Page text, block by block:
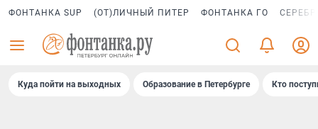
ФОНТАНКА SUP (ОТ)ЛИЧНЫЙ ПИТЕР ФОНТАНКА ГО
Куда пойти на выходных Образование в Петербурге Кто